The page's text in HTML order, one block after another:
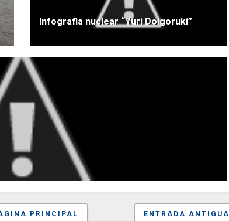
Infografia nuclear “Yuri Dolgoruki”
ENTRADA ANTIGUA
PRINCIPAL